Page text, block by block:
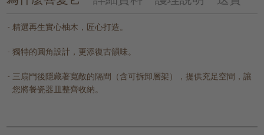
精選再生實心柚木，匠心打造。
獨特的圓角設計，更添復古韻味。
三扇門後隱藏著寬敞的隔間（含可拆卸層架），提供充足空間，讓
您將餐瓷器皿整齊收納。